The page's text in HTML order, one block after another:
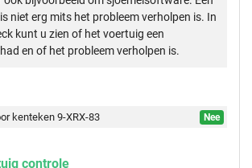
niet erg mits het probleem verholpen is. In
kunt u zien of het voertuig een
en of het probleem verholpen is.
kenteken 9-XRX-83
Nee
controle